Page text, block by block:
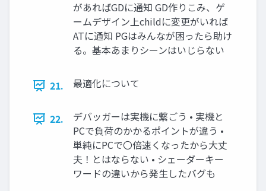
があればGDに通知 GD作りこみ、ゲ
ームデザイン上childに変更がいれば
ATに通知 PGはみんなが困ったら助け
る。基本あまりシーンはいじらない
21. 最適化について
22.
デバッガーは実機に繋ごう • 実機と
PCで負荷のかかるポイントが違う •
単純にPCで〇倍速くなったから⼤丈
夫！とはならない • シェーダーキー
ワードの違いから発⽣したバグも